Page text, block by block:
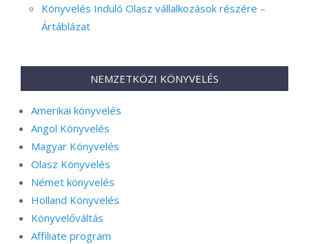
Könyvelés Induló Olasz vállalkozások részére –
Ártáblázat
NEMZETKÖZI KÖNYVELÉS
Amerikai könyvelés
Angol Könyvelés
Magyar Könyvelés
Olasz Könyvelés
Német könyvelés
Holland Könyvelés
Könyvelőváltás
Affiliate program